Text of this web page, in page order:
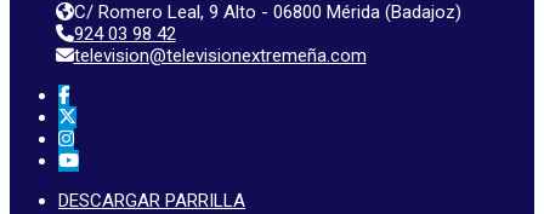
C/ Romero Leal, 9 Alto - 06800 Mérida (Badajoz)
924 03 98 42
television@televisionextremeña.com
DESCARGAR PARRILLA